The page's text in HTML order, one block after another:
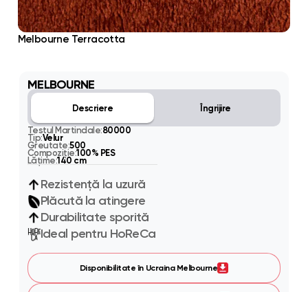
Melbourne Terracotta
MELBOURNE
Descriere Îngrijire
Testul Martindale:80000
Tip:Velur
Greutate:500
Compoziție:100% PES
Lățime:140 cm
Rezistență la uzură
Plăcută la atingere
Durabilitate sporită
Ideal pentru HoReCa
Disponibilitate în Ucraina Melbourne